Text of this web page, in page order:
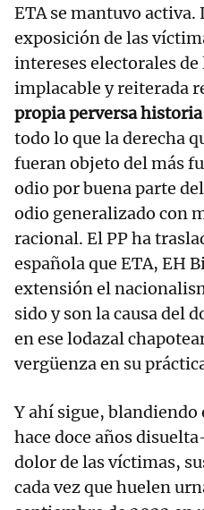
ETA se mantuvo activa.
exposición de las
intereses electorales
implacable y reiterada
propia perversa historia
todo lo que la derecha
fueran objeto del más
odio por buena parte
odio generalizado con
racional. El PP ha
española que ETA, EH
extensión el
sido y son la causa del
en ese lodazal
vergüenza en su
Y ahí sigue, blandiendo
hace doce años
dolor de las víctimas,
cada vez que huelen